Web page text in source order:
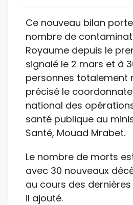
Ce nouveau bilan
nombre de
Royaume depuis le
signalé le 2 mars et à
personnes totalement
précisé le
national des
santé publique au
Santé, Mouad Mrabet.
Le nombre de morts
avec 30 nouveaux
au cours des
il ajouté.